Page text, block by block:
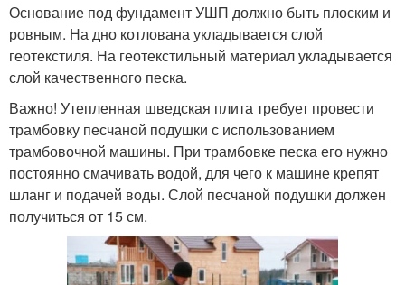
Основание под фундамент УШП должно быть плоским и
ровным. На дно котлована укладывается слой
геотекстиля. На геотекстильный материал укладывается
слой качественного песка.
Важно! Утепленная шведская плита требует провести
трамбовку песчаной подушки с использованием
трамбовочной машины. При трамбовке песка его нужно
постоянно смачивать водой, для чего к машине крепят
шланг и подачей воды. Слой песчаной подушки должен
получиться от 15 см.